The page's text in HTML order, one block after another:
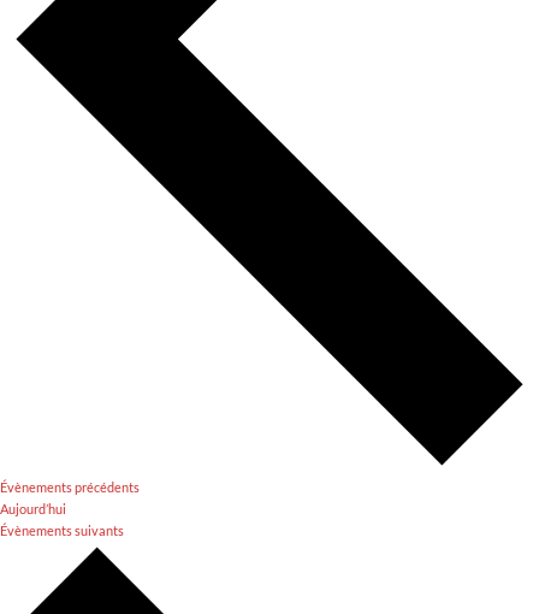
Évènementsprécédents
Aujourd’hui
Évènementssuivants